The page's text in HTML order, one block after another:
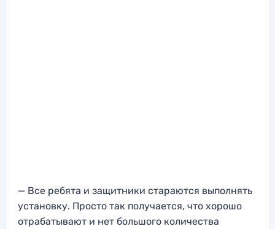
— Все ребята и защитники стараются выполнять
установку. Просто так получается, что хорошо
отрабатывают и нет большого количества